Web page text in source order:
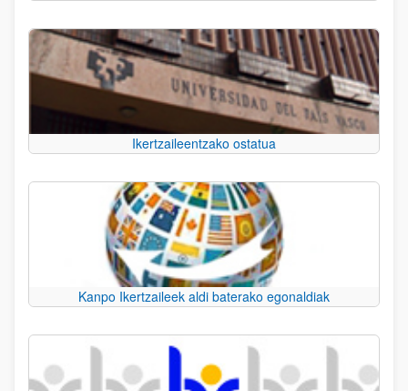
Ikertzaileentzako ostatua
Kanpo Ikertzaileek aldi baterako egonaldiak